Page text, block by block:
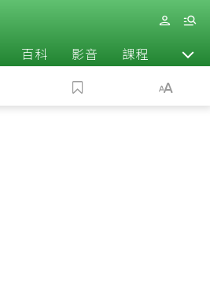
百科 影音 課程 退休